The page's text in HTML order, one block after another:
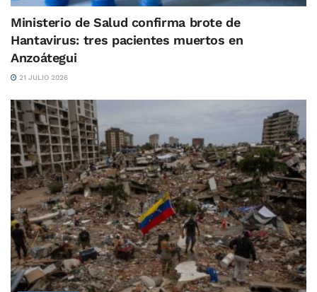
Ministerio de Salud confirma brote de
Hantavirus: tres pacientes muertos en
Anzoátegui
21 JULIO 2026